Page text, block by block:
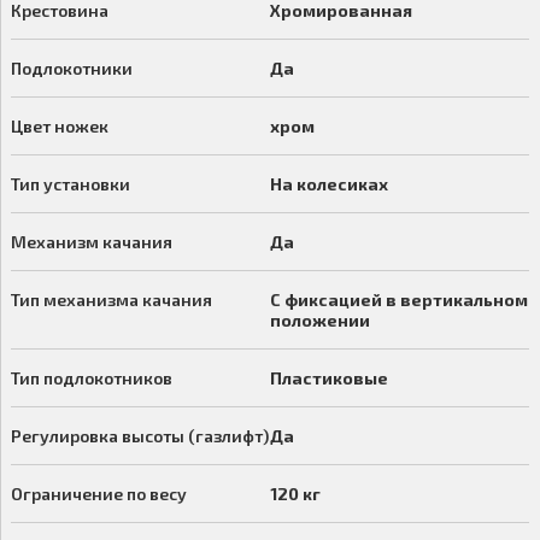
Крестовина Хромированная
Подлокотники Да
Цвет ножек хром
Тип установки На колесиках
Механизм качания Да
Тип механизма качания
С фиксацией в вертикальном
положении
Тип подлокотников Пластиковые
Регулировка высоты (газлифт)Да
Ограничение по весу 120 кг